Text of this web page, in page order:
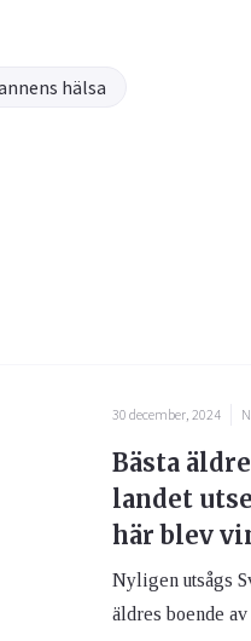
hälsa
30 december, 2024
Bästa
landet
här blev
Nyligen utsågs
äldres boende av